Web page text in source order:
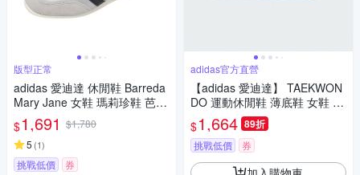
版型正常
adidas 愛迪達 休閒鞋 Barreda
Mary Jane 女鞋 瑪莉珍鞋 芭蕾
風 銀 薄底 HP3520
$1,691 $1,780
5 (1)
挑戰低價 券
adidas官方直營
【adidas 愛迪達】 TAEKWON
DO 運動休閒鞋 薄底鞋 女鞋 -
Originals JS0306
$1,664 89折
挑戰低價 券